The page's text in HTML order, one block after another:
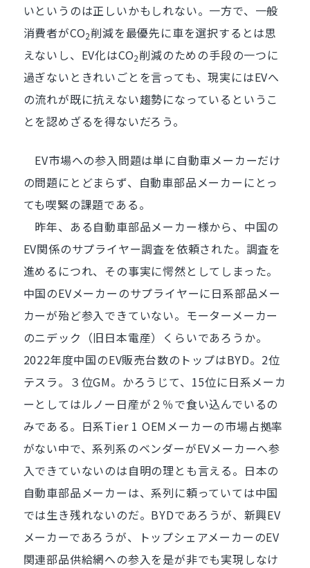
いというのは正しいかもしれない。一方で、一般
消費者がCO2削減を最優先に車を選択するとは思
えないし、EV化はCO2削減のための手段の一つに
過ぎないときれいごとを言っても、現実にはEVへ
の流れが既に抗えない趨勢になっているというこ
とを認めざるを得ないだろう。
EV市場への参入問題は単に自動車メーカーだけ
の問題にとどまらず、自動車部品メーカーにとっ
ても喫緊の課題である。
昨年、ある自動車部品メーカー様から、中国の
EV関係のサプライヤー調査を依頼された。調査を
進めるにつれ、その事実に愕然としてしまった。
中国のEVメーカーのサプライヤーに日系部品メー
カーが殆ど参入できていない。モーターメーカー
のニデック（旧日本電産）くらいであろうか。
2022年度中国のEV販売台数のトップはBYD。2位
テスラ。３位GM。かろうじて、15位に日系メーカ
ーとしてはルノー日産が２％で食い込んでいるの
みである。日系Tier 1 OEMメーカーの市場占拠率
がない中で、系列系のベンダーがEVメーカーへ参
入できていないのは自明の理とも言える。日本の
自動車部品メーカーは、系列に頼っていては中国
では生き残れないのだ。BYDであろうが、新興EV
メーカーであろうが、トップシェアメーカーのEV
関連部品供給網への参入を是が非でも実現しなけ